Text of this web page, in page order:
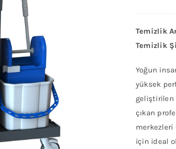
Temizlik
Temizlik
Yoğun
yüksek
geliştirilen
çıkan
merkezleri
için ideal